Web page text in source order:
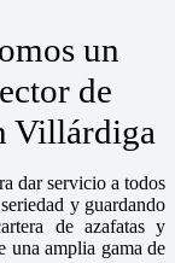
un
de
Villárdiga
dar servicio a todos
y guardando
de azafatas y
una amplia gama de